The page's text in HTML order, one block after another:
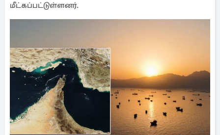
மீட்கப்பட்டுள்ளனர்.